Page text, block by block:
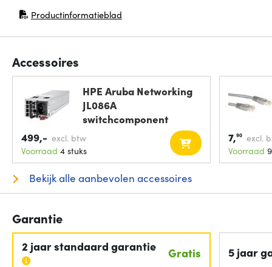
Productinformatieblad
(opent in nieuw venster)
Accessoires
HPE Aruba Networking
JL086A
switchcomponent
499,- excl. btw
Voorraad 4 stuks
7,90 excl.
Voorraad
Bekijk alle aanbevolen accessoires
Garantie
2 jaar standaard garantie Gratis 5 jaar